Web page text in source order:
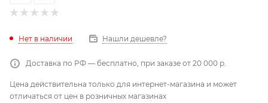
Нет в наличии Нашли дешевле?
Доставка по РФ — бесплатно, при заказе от 20 000 р.
Цена действительна только для интернет-магазина и может
отличаться от цен в розничных магазинах